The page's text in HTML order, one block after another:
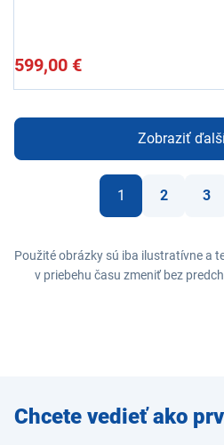
599,00 €
Zobraziť
1 2 3
Použité obrázky sú iba ilustratívne a
v priebehu času zmeniť bez
Zadajte
e-mail
Chcete vedieť ako